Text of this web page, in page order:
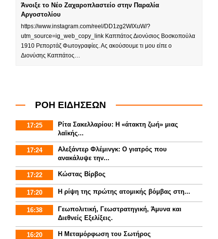
Άνοιξε το Νέο Ζαχαροπλαστείο στην Παραλία
Αργοστολίου
https://www.instagram.com/reel/DD1zg2WIXuW/?
utm_source=ig_web_copy_link Καππάτος Διονύσιος Βοσκοπούλα
1910 Ρεπορτάζ Φωτογραφίες. Ας ακούσουμε τι μου είπε ο
Διονύσης Καππάτος…
ΡΟΗ ΕΙΔΗΣΕΩΝ
17:25
Ρίτα Σακελλαρίου: Η «άτακτη ζωή» μιας
λαϊκής...
17:24
Αλεξάντερ Φλέμινγκ: Ο γιατρός που
ανακάλυψε την...
17:22 Κώστας Βίρβος
17:20 Η ρίψη της πρώτης ατομικής βόμβας στη...
16:38
Γεωπολιτική, Γεωστρατηγική, Άμυνα και
Διεθνείς Εξελίξεις.
16:20 Η Μεταμόρφωση του Σωτήρος